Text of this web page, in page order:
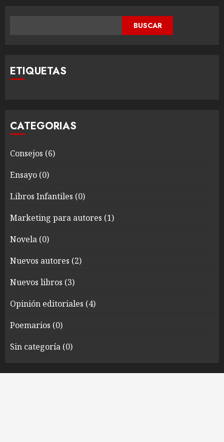
BUSCAR
ETIQUETAS
CATEGORIAS
Consejos (6)
Ensayo (0)
Libros Infantiles (0)
Marketing para autores (1)
Novela (0)
Nuevos autores (2)
Nuevos libros (3)
Opinión editoriales (4)
Poemarios (0)
Sin categoría (0)